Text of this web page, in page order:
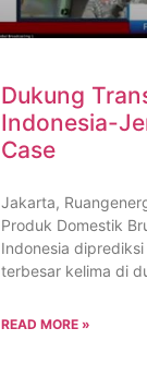
Dukung
Indonesia-
Case
Jakarta,
Produk Domestik
Indonesia
terbesar kelima di
READ MORE »